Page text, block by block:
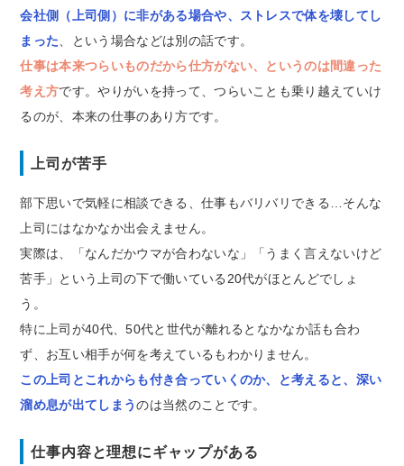
会社側（上司側）に非がある場合や、ストレスで体を壊してし
まった、という場合などは別の話です。
仕事は本来つらいものだから仕方がない、というのは間違った
考え方です。やりがいを持って、つらいことも乗り越えていけ
るのが、本来の仕事のあり方です。
上司が苦手
部下思いで気軽に相談できる、仕事もバリバリできる…そんな
上司にはなかなか出会えません。
実際は、「なんだかウマが合わないな」「うまく言えないけど
苦手」という上司の下で働いている20代がほとんどでしょ
う。
特に上司が40代、50代と世代が離れるとなかなか話も合わ
ず、お互い相手が何を考えているもわかりません。
この上司とこれからも付き合っていくのか、と考えると、深い
溜め息が出てしまうのは当然のことです。
仕事内容と理想にギャップがある